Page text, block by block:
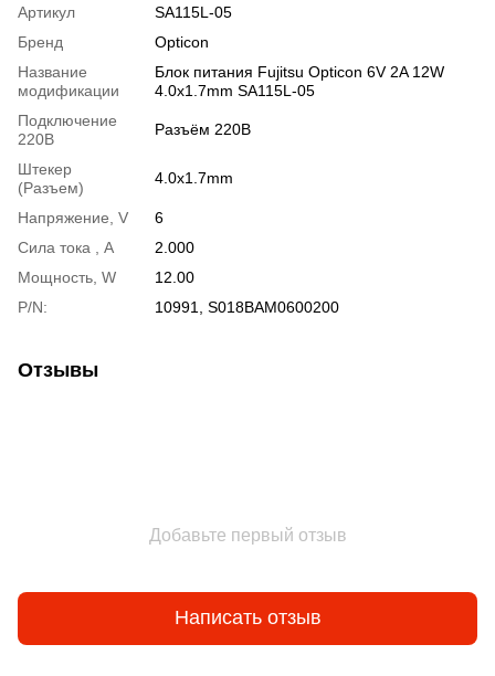
Артикул
SA115L-05
Бренд
Opticon
Название
модификации
Блок питания Fujitsu Opticon 6V 2A 12W
4.0x1.7mm SA115L-05
Подключение
220В
Разъём 220В
Штекер
(Разъем)
4.0х1.7mm
Напряжение, V
6
Сила тока , A
2.000
Мощность, W
12.00
P/N:
10991, S018BAM0600200
Отзывы
Добавьте первый отзыв
Написать отзыв